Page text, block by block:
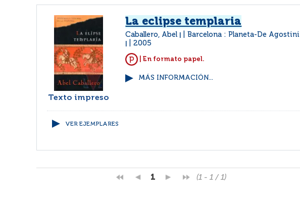
Texto impreso
La eclipse templaria
Caballero, Abel Barcelona : Planeta-De Agostini
2005
| En formato papel.
MÁS INFORMACIÓN...
VER EJEMPLARES
1 (1 - 1 / 1)